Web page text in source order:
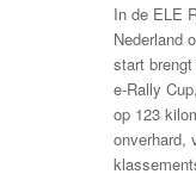
In de ELE
Nederland
start
e-Rally
op 123
onverhard,